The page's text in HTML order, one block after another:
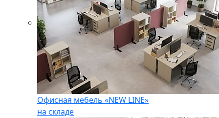
Офисная мебель «NEW LINE»
на складе